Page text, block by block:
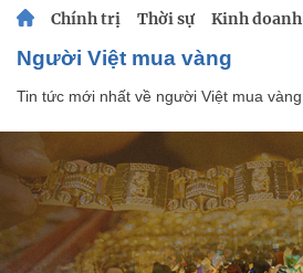
Chính trị Thời sự Kinh doanh
người Việt mua vàng
Tin tức mới nhất về người Việt mua vàng